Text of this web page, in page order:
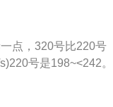
4高一级别，自然是
对汽车会有好处。
点，320号比220号
号是198~<242。
设备的使用说明进行